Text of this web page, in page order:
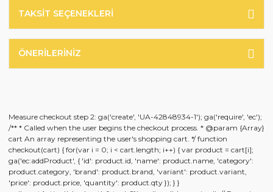
TAKSIT SEÇENEKLERI
ÖNERILERINIZ
Measure checkout step 2: ga('create', 'UA-42848934-1'); ga('require', 'ec');
/** * Called when the user begins the checkout process. * @param {Array}
cart An array representing the user's shopping cart. */ function
checkout(cart) { for(var i = 0; i < cart.length; i++) { var product = cart[i];
ga('ec:addProduct', { 'id': product.id, 'name': product.name, 'category':
product.category, 'brand': product.brand, 'variant': product.variant,
'price': product.price, 'quantity': product.qty }); } }